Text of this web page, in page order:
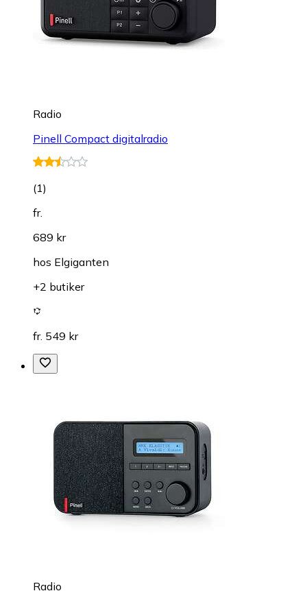
Radio
Pinell Compact digitalradio
(1)
fr.
689 kr
hos Elgiganten
+2 butiker
fr. 549 kr
Radio